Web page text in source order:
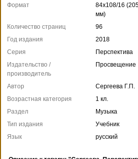
Формат
84x108/16
мм)
Количество страниц
96
Год издания
2018
Серия
Перспектива
Издательство /
производитель
Просвещение
Автор
Сергеева Г.П.
Возрастная категория
1 кл.
Раздел
Музыка
Тип издания
Учебник
Язык
русский